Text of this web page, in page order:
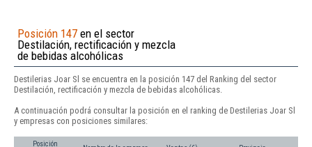
Posición 147 en el sector
Destilación, rectificación y mezcla
de bebidas alcohólicas
Destilerias Joar Sl se encuentra en la posición 147 del Ranking del sector
Destilación, rectificación y mezcla de bebidas alcohólicas.
A continuación podrá consultar la posición en el ranking de Destilerias Joar Sl
y empresas con posiciones similares:
Posición